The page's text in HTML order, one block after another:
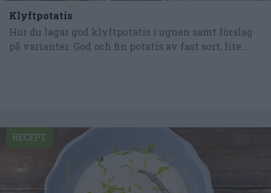
Klyftpotatis
Hur du lagar god klyftpotatis i ugnen samt förslag
på varianter. God och fin potatis av fast sort, lite...
RECEPT